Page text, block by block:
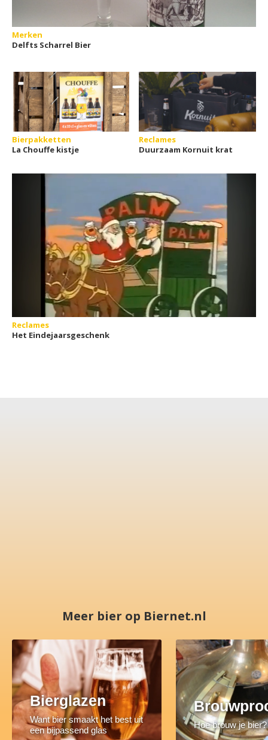
Merken
Delfts Scharrel Bier
Bierpakketten
La Chouffe kistje
Reclames
Duurzaam Kornuit krat
Reclames
Het Eindejaarsgeschenk
Meer bier op Biernet.nl
Bierglazen
Want bier smaakt het best uit
een bijpassend glas
Hoe brouw je bier?